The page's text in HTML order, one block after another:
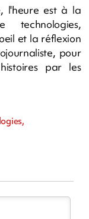
l'heure est à la
et la réflexion
pour
par les